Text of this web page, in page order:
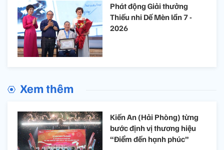
Phát động Giải thưởng
Thiếu nhi Dế Mèn lần 7 -
2026
Xem thêm
Kiến An (Hải Phòng) từng
bước định vị thương hiệu
“Điểm đến hạnh phúc”